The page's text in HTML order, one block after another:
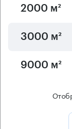
2000 м²
3000 м²
9000 м²